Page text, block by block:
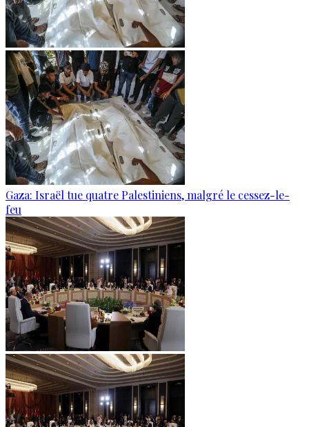
Gaza: Israël tue quatre Palestiniens, malgré le cessez-le-
feu